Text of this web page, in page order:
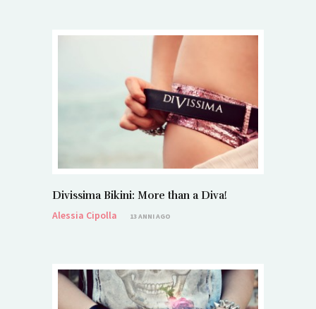
Divissima Bikini: More than a Diva!
Alessia Cipolla
13 ANNI AGO